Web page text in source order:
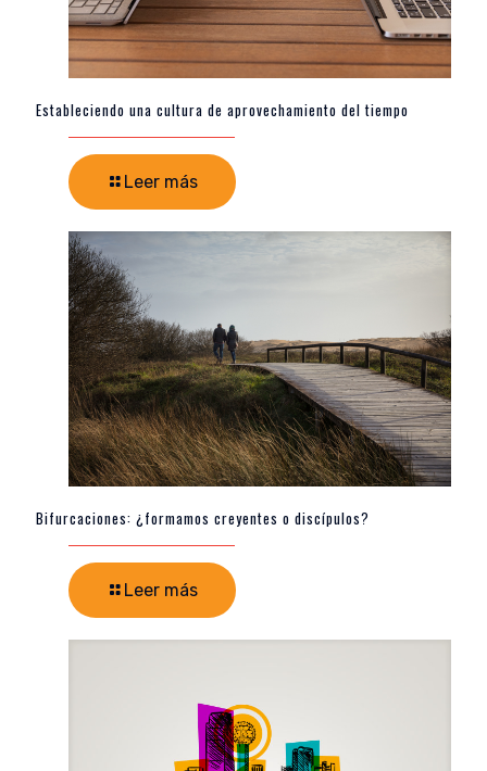
Estableciendo una cultura de aprovechamiento del tiempo
Leer más
Bifurcaciones: ¿formamos creyentes o discípulos?
Leer más